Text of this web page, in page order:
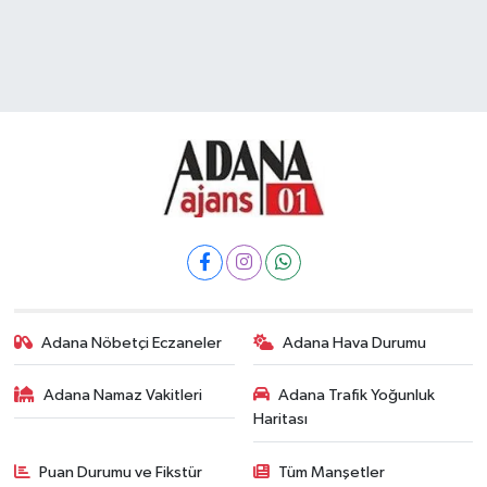
Adana Nöbetçi Eczaneler Adana Hava Durumu
Adana Namaz Vakitleri
Adana Trafik Yoğunluk
Haritası
Puan Durumu ve Fikstür Tüm Manşetler